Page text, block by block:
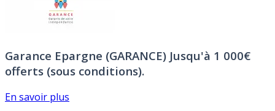
Garance Epargne (GARANCE) Jusqu'à 1 000€
offerts (sous conditions).
En savoir plus